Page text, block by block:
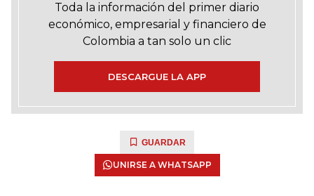
Toda la información del primer diario
económico, empresarial y financiero de
Colombia a tan solo un clic
DESCARGUE LA APP
GUARDAR
UNIRSE A WHATSAPP